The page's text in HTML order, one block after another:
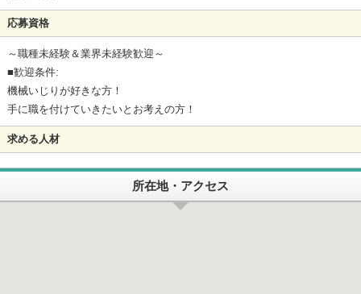
応募資格
～職種未経験＆業界未経験歓迎～
■歓迎条件:
機械いじりが好きな方！
手に職を付けていきたいとお考えの方！
求める人材
所在地・アクセス